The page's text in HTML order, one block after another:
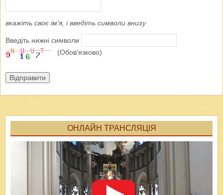
вкажіть своє ім'я, і введіть символи внизу
Введіть нижні символи
(Обов'язково)
Відправити
ОНЛАЙН ТРАНСЛЯЦІЯ